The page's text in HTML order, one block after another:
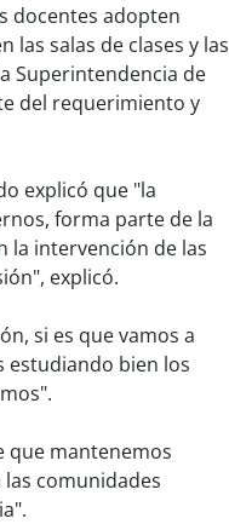
docentes adopten
las salas de clases y las
Superintendencia de
del requerimiento y
explicó que "la
forma parte de la
la intervención de las
explicó.
si es que vamos a
estudiando bien los
mantenemos
comunidades